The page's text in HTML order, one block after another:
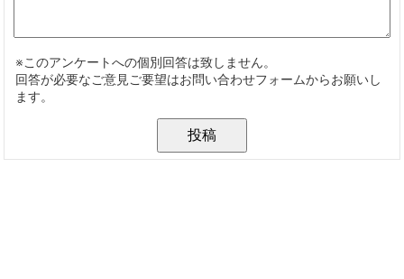
※このアンケートへの個別回答は致しません。
回答が必要なご意見ご要望はお問い合わせフォームからお願いし
ます。